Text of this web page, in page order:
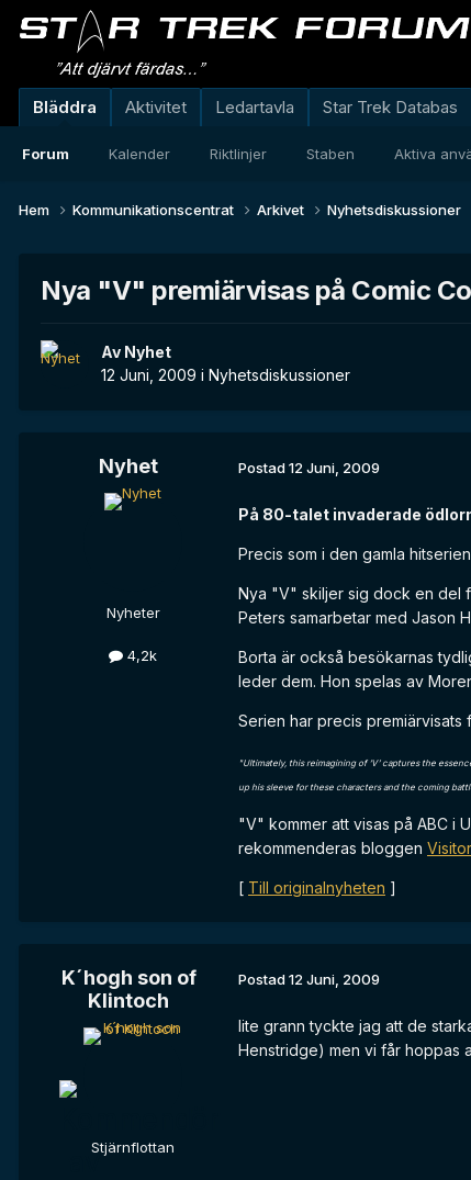
Bläddra
Forum Kalender Riktlinjer Staben Aktiva
Aktivitet Ledartavla Star Trek Databas
Hem Kommunikationscentrat Arkivet Nyhetsdiskussioner
Nya "V" premiärvisas på Comic
Av Nyhet
12 Juni, 2009 i Nyhetsdiskussioner
Nyhet
Nyheter
4,2k
Postad12 Juni, 2009
På 80-talet invaderade
Precis som i den gamla
Nya "V" skiljer sig dock en del
Peters samarbetar med Jason
Borta är också besökarnas
leder dem. Hon spelas av
Serien har precis
"Ultimately, this reimagining of ‘V’ captures the
up his sleeve for these characters and the coming
"V" kommer att visas på ABC i
rekommenderas bloggen
[ Till originalnyheten ]
K´hogh son of
Klintoch
Stjärnflottan
Postad12 Juni, 2009
lite grann tyckte jag att de
Henstridge) men vi får hoppas